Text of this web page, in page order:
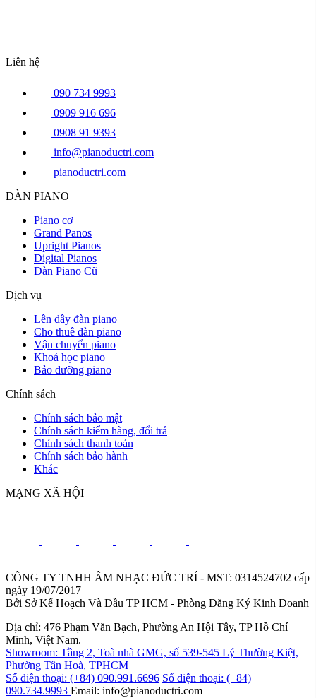
Liên hệ
090 734 9993
0909 916 696
0908 91 9393
info@pianoductri.com
pianoductri.com
ĐÀN PIANO
Piano cơ
Grand Panos
Upright Pianos
Digital Pianos
Đàn Piano Cũ
Dịch vụ
Lên dây đàn piano
Cho thuê đàn piano
Vận chuyển piano
Khoá học piano
Bảo dưỡng piano
Chính sách
Chính sách bảo mật
Chính sách kiểm hàng, đổi trả
Chính sách thanh toán
Chính sách bảo hành
Khác
MẠNG XÃ HỘI
CÔNG TY TNHH ÂM NHẠC ĐỨC TRÍ - MST: 0314524702 cấp
ngày 19/07/2017
Bởi Sở Kế Hoạch Và Đầu TP HCM - Phòng Đăng Ký Kinh Doanh
Địa chỉ: 476 Phạm Văn Bạch, Phường An Hội Tây, TP Hồ Chí
Minh, Việt Nam.
Showroom: Tầng 2, Toà nhà GMG, số 539-545 Lý Thường Kiệt,
Phường Tân Hoà, TPHCM
Số điện thoại: (+84) 090.991.6696 Số điện thoại: (+84)
090.734.9993 Email: info@pianoductri.com